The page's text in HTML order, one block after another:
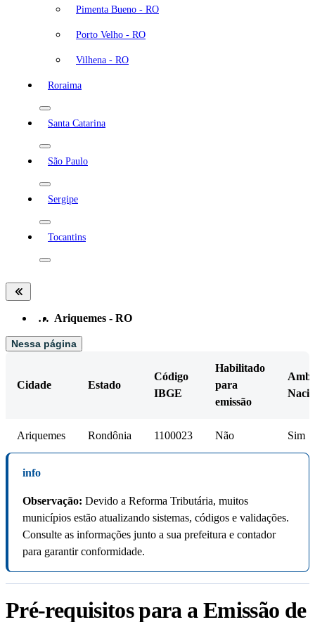
Pimenta Bueno - RO
Porto Velho - RO
Vilhena - RO
Roraima
Santa Catarina
São Paulo
Sergipe
Tocantins
… Ariquemes - RO
Nessa página
Cidade Estado
Código
IBGE
Habilitado
para
emissão
Amb.
Ariquemes Rondônia 1100023 Não Sim
info
Observação: Devido a Reforma Tributária, muitos
municípios estão atualizando sistemas, códigos e validações.
Consulte as informações junto a sua prefeitura e contador
para garantir conformidade.
Pré-requisitos para a Emissão de